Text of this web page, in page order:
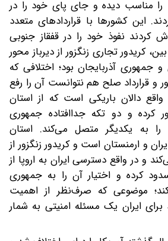
مناسب دیده و جای پای خود را در
این کشورها با قراردادهای متعدد
کردند نفوذ خود را در قفقاز جنوبی
کریدور تجاری زنگزور از دیرباز محور
و جمهوری آذربایجان بود؛ اختلافی که
قرارداد صلح هم نتوانست آن را رفع
واقع دالان باریکی است که از استان
کرده و دو تکه جداافتاده جمهوری
را به یکدیگر متصل می‌کند. استان
و ارمنستان است و کریدور زنگزور از
و در واقع دسترسی ایران به اروپا از
کرده و اختیار آن را به جمهوری
موضوعی که صرف‌نظر از اهمیت
ایران یک مسئله امنیتی به شمار